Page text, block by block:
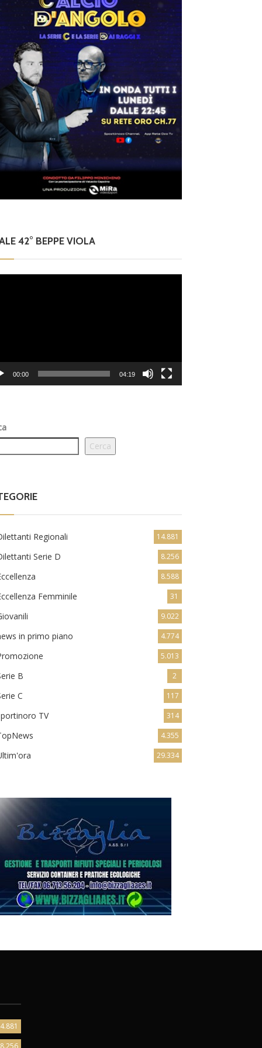
42° BEPPE VIOLA
00:00 04:19
Cerca
Regionali 14.881
Serie D 8.256
8.588
Femminile 31
9.022
in primo piano 4.774
5.013
B 2
C 117
TV 314
4.355
29.334
8.256